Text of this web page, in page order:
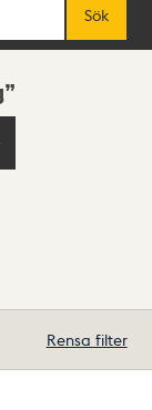
Sök
Rensa filter